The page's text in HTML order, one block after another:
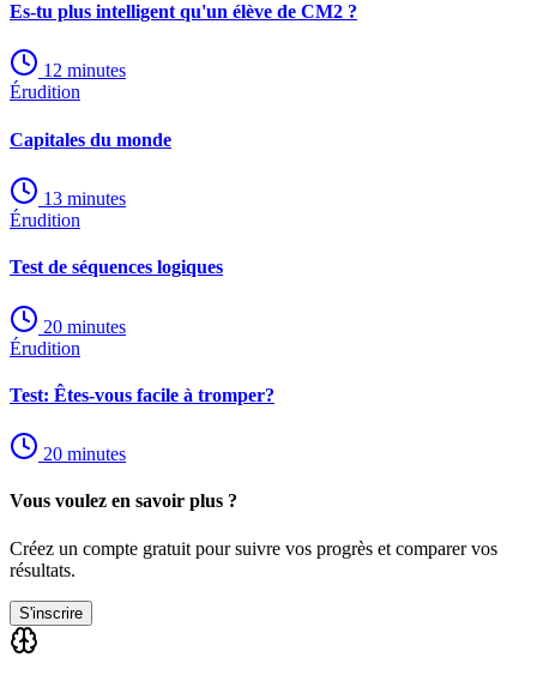
Es-tu plus intelligent qu'un élève de CM2 ?
12 minutes
Érudition
Capitales du monde
13 minutes
Érudition
Test de séquences logiques
20 minutes
Érudition
Test: Êtes-vous facile à tromper?
20 minutes
Vous voulez en savoir plus ?
Créez un compte gratuit pour suivre vos progrès et comparer vos
résultats.
S'inscrire